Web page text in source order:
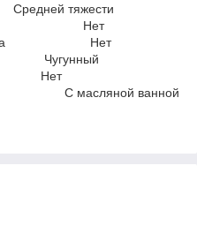
тяжести
Нет
Нет
Чугунный
Нет
С масляной ванной